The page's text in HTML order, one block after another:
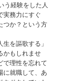
う経験をした人
実務力にすぐ
つか？という方
を謳歌する」
かもしれませ
で理性を忘れて
に就職して、あ